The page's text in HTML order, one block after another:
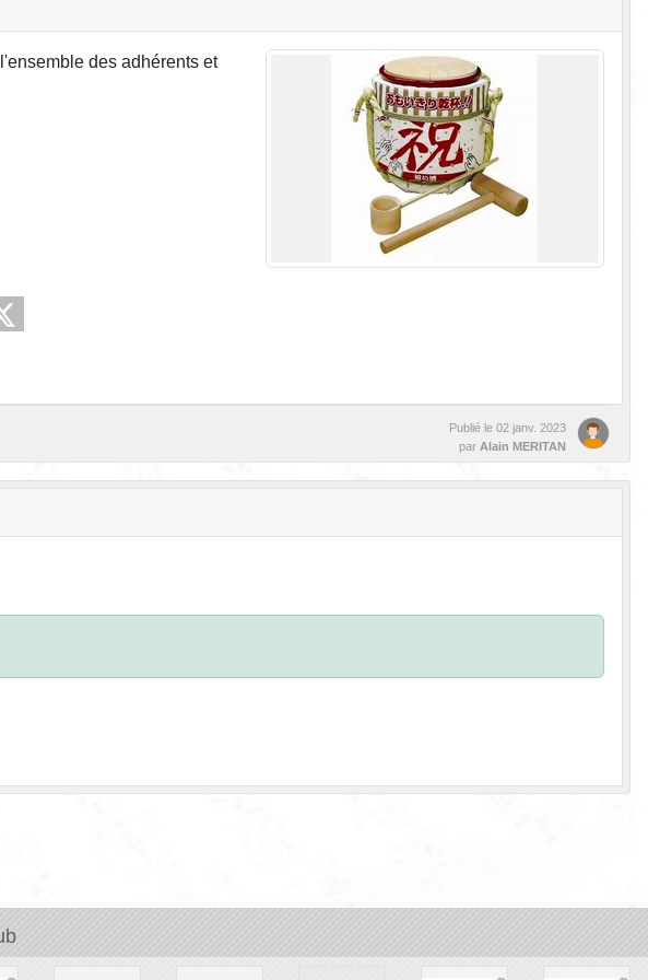
des adhérents et
Publié le 02 janv. 2023
par Alain MERITAN